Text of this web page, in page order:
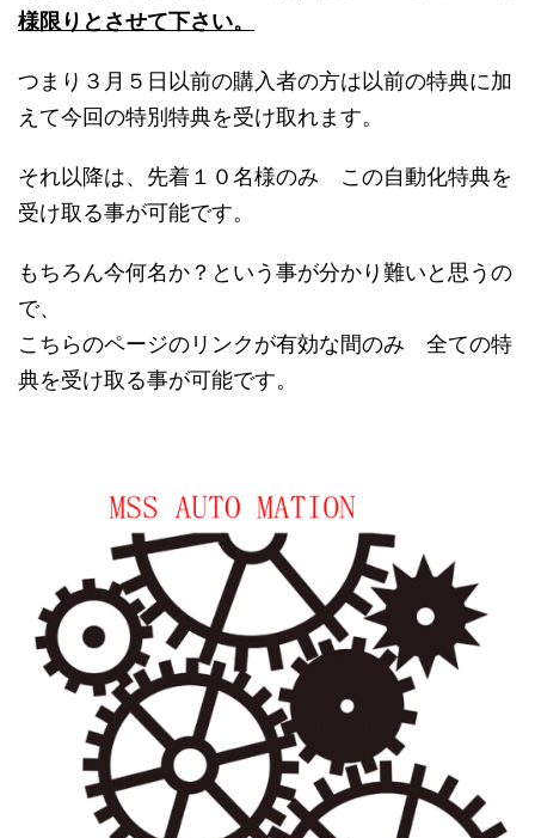
様限りとさせて下さい。
つまり３月５日以前の購入者の方は以前の特典に加
えて今回の特別特典を受け取れます。
それ以降は、先着１０名様のみ この自動化特典を
受け取る事が可能です。
もちろん今何名か？という事が分かり難いと思うの
で、
こちらのページのリンクが有効な間のみ 全ての特
典を受け取る事が可能です。